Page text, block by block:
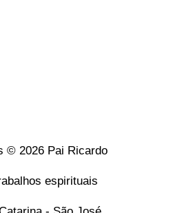
© 2026 Pai Ricardo
espirituais